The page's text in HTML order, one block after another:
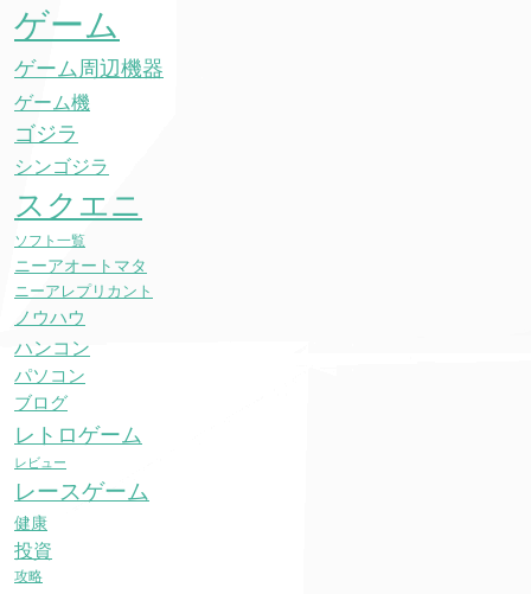
ゲーム
ゲーム周辺機器
ゲーム機
ゴジラ
シンゴジラ
スクエニ
ソフト一覧
ニーアオートマタ
ニーアレプリカント
ノウハウ
ハンコン
パソコン
ブログ
レトロゲーム
レビュー
レースゲーム
健康
投資
攻略